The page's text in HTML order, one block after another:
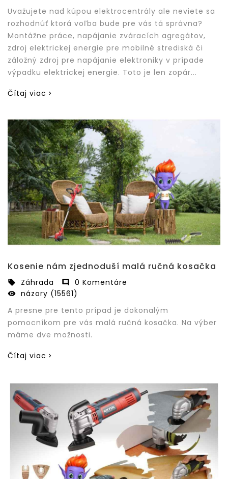
Uvažujete nad kúpou elektrocentrály ale neviete sa
rozhodnúť ktorá voľba bude pre vás tá správna?
Montážne práce, napájanie zváracích agregátov,
zdroj elektrickej energie pre mobilné strediská či
záložný zdroj pre napájanie elektroniky v prípade
výpadku elektrickej energie. Toto je len zopár...
Čítaj viac
Kosenie nám zjednoduší malá ručná kosačka
 Záhrada  0 Komentáre

názory (15561)
A presne pre tento prípad je dokonalým
pomocníkom pre vás malá ručná kosačka. Na výber
máme dve možnosti.
Čítaj viac